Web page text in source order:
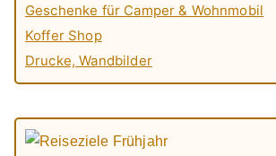
Geschenke für Camper & Wohnmobil
Koffer Shop
Drucke, Wandbilder